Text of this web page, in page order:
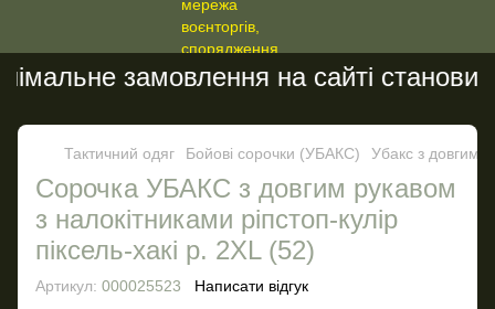
замовлення на сайті становить
Тактичний одяг Бойові сорочки (УБАКС) Убакс з довгими
Сорочка УБАКС з довгим рукавом
з налокітниками ріпстоп-кулір
піксель-хакі р. 2XL (52)
Артикул: 000025523 Написати відгук